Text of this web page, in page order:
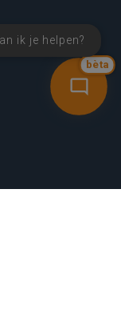
bèta
ik je helpen?